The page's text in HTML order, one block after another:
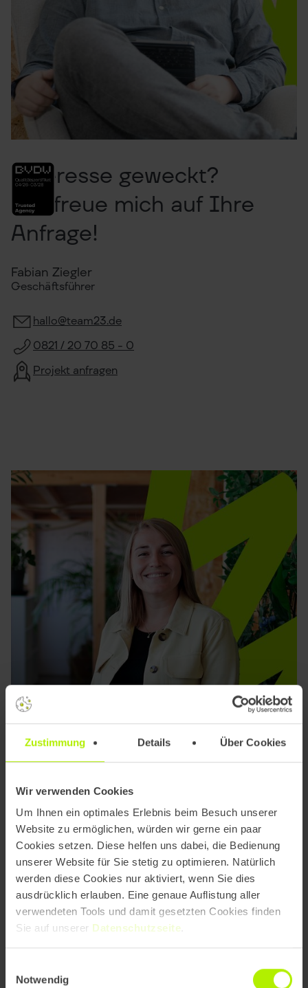
Zustimmung Details Über Cookies
Wir verwenden Cookies
Um Ihnen ein optimales Erlebnis beim Besuch unserer
Website zu ermöglichen, würden wir gerne ein paar
Cookies setzen. Diese helfen uns dabei, die Bedienung
unserer Website für Sie stetig zu optimieren. Natürlich
werden diese Cookies nur aktiviert, wenn Sie dies
ausdrücklich erlauben. Eine genaue Auflistung aller
verwendeten Tools und damit gesetzten Cookies finden
Sie auf unserer Datenschutzseite
Notwendig
Interesse geweckt?
Ich freue mich auf Ihre
Anfrage!
Fabian Ziegler
Geschäftsführer
hallo@team23.de
0821 / 20 70 85 - 0
Projekt anfragen
Interesse geweckt?
Ich freue mich auf Ihre
Anfrage!
Lea Schütze